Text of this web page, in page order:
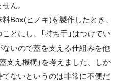
ん。
Box(ヒノキ)を製作したとき、
とにし、「持ち手」はつけてい
ないので蓋を支える仕組みを他
支え機構」を考えました。しか
てないというのは非常に不便だ